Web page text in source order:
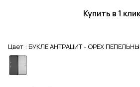
Купить в 1 клик
Цвет : БУКЛЕ АНТРАЦИТ - ОРЕХ